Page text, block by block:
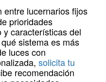
entre lucernarios fijos
prioridades
características del
sistema es más
luces con
solicita tu
recomendación